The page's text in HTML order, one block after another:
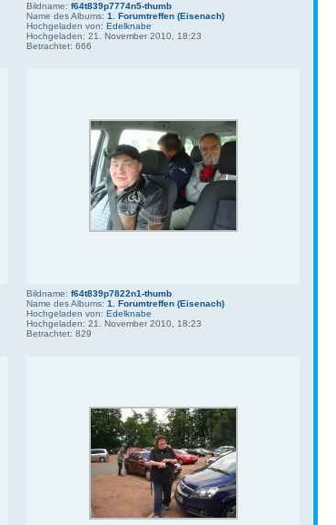
Bildname: f64t839p7774n5-thumb
Name des Albums: 1. Forumtreffen (Eisenach)
Hochgeladen von: Edelknabe
Hochgeladen: 21. November 2010, 18:23
Betrachtet: 666
Bildname: f64t839p7822n1-thumb
Name des Albums: 1. Forumtreffen (Eisenach)
Hochgeladen von: Edelknabe
Hochgeladen: 21. November 2010, 18:23
Betrachtet: 829